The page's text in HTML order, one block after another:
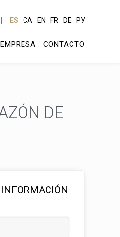
ES CA EN FR DE РУ
EMPRESA CONTACTO
DE